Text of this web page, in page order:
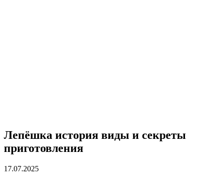
Лепёшка история виды и секреты
приготовления
17.07.2025